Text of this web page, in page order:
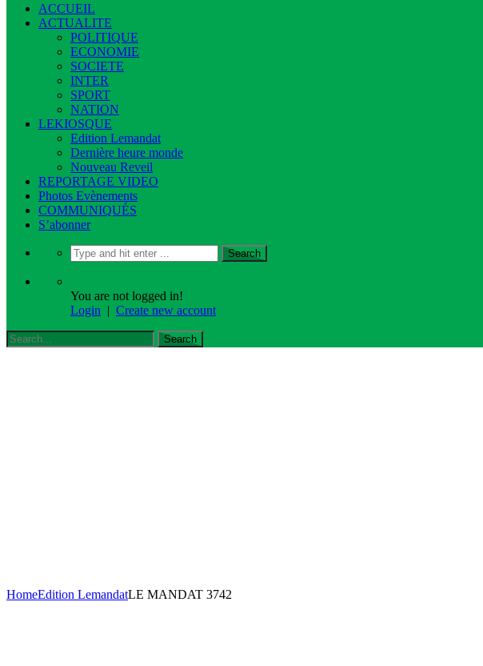
ACCUEIL
ACTUALITE
POLITIQUE
ECONOMIE
SOCIETE
INTER
SPORT
NATION
LEKIOSQUE
Edition Lemandat
Dernière heure monde
Nouveau Reveil
REPORTAGE VIDEO
Photos Evènements
COMMUNIQUÉS
S’abonner
You are not logged in!
Login | Create new account
HomeEdition LemandatLE MANDAT 3742